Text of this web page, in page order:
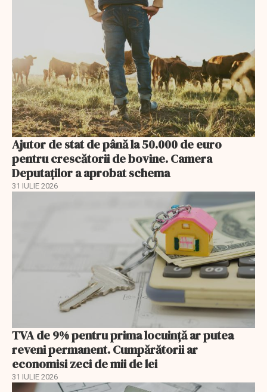
Ajutor de stat de până la 50.000 de euro
pentru crescătorii de bovine. Camera
Deputaților a aprobat schema
31 IULIE 2026
TVA de 9% pentru prima locuință ar putea
reveni permanent. Cumpărătorii ar
economisi zeci de mii de lei
31 IULIE 2026